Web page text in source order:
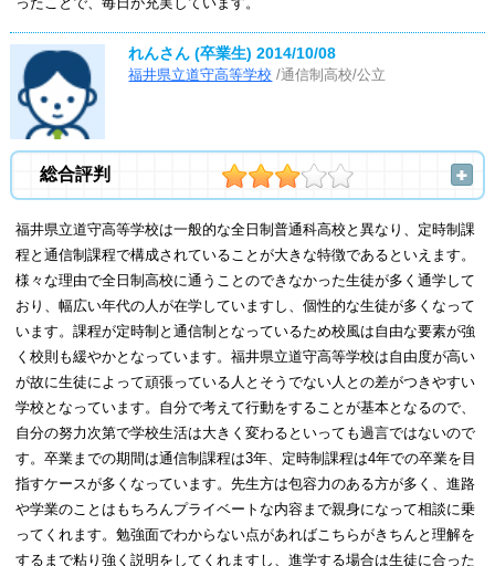
れんさん (卒業生)2014/10/08
福井県立道守高等学校 /通信制高校/公立
総合評判
福井県立道守高等学校は一般的な全日制普通科高校と異なり、定時制課
程と通信制課程で構成されていることが大きな特徴であるといえます。
様々な理由で全日制高校に通うことのできなかった生徒が多く通学して
おり、幅広い年代の人が在学していますし、個性的な生徒が多くなって
います。課程が定時制と通信制となっているため校風は自由な要素が強
く校則も緩やかとなっています。福井県立道守高等学校は自由度が高い
が故に生徒によって頑張っている人とそうでない人との差がつきやすい
学校となっています。自分で考えて行動をすることが基本となるので、
自分の努力次第で学校生活は大きく変わるといっても過言ではないので
す。卒業までの期間は通信制課程は3年、定時制課程は4年での卒業を目
指すケースが多くなっています。先生方は包容力のある方が多く、進路
や学業のことはもちろんプライベートな内容まで親身になって相談に乗
ってくれます。勉強面でわからない点があればこちらがきちんと理解を
するまで粘り強く説明をしてくれますし、進学する場合は生徒に合った